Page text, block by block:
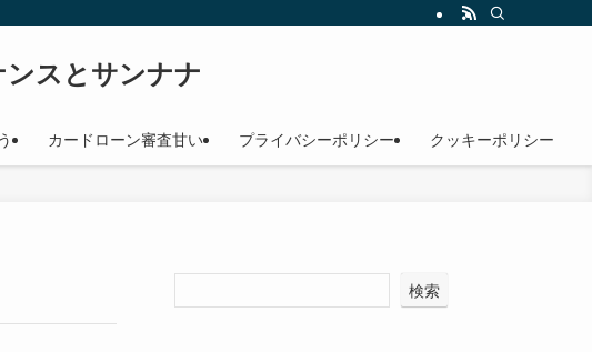
スとサンナナ
カードローン審査甘い プライバシーポリシー クッキーポリシー
検索